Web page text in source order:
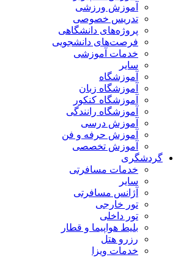
آموزش ورزشی
تدریس خصوصی
پروژه‌های دانشگاهی
فرصت‌های دانشجویی
خدمات آموزشی
سایر
آموزشگاه
آموزشگاه زبان
آموزشگاه کنکور
آموزشگاه رانندگی
آموزش درسی
آموزش حرفه و فن
آموزش تخصصی
گردشگری
خدمات مسافرتی
سایر
آژانس مسافرتی
تور خارجی
تور داخلی
بلیط هواپیما و قطار
رزرو هتل
خدمات ویزا